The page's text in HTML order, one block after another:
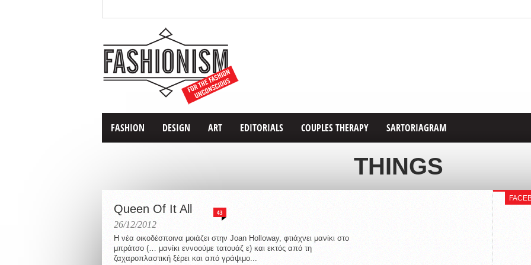
FASHION DESIGN ART EDITORIALS COUPLES THERAPY SARTORIAGRAM
THINGS
43
Queen Of It All
26/12/2012
Η νέα οικοδέσποινα μοιάζει στην Joan Holloway, φτιάχνει μανίκι στο
μπράτσο (… μανίκι εννοούμε τατουάζ ε) και εκτός από τη
ζαχαροπλαστική ξέρει και από γράψιμο...